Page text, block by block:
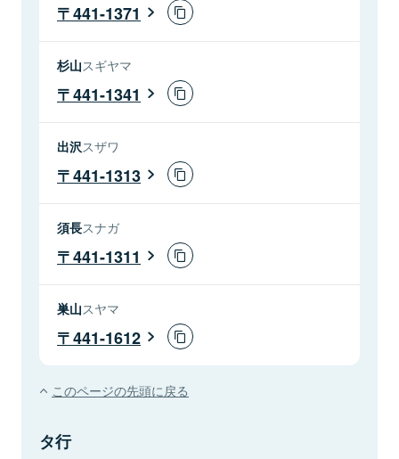
441-1371
杉山スギヤマ
441-1341
出沢スザワ
441-1313
須長スナガ
441-1311
巣山スヤマ
441-1612
このページの先頭に戻る
タ行